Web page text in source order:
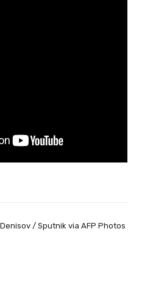
/ Sputnik via AFP Photos